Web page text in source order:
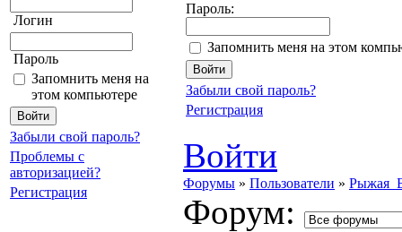
Логин
Пароль
Запомнить меня на
этом компьютере
Забыли свой пароль?
Проблемы с
авторизацией?
Регистрация
Пароль:
Запомнить меня на этом
Забыли свой пароль?
Регистрация
Войти
Форумы » Пользователи »
Форум: